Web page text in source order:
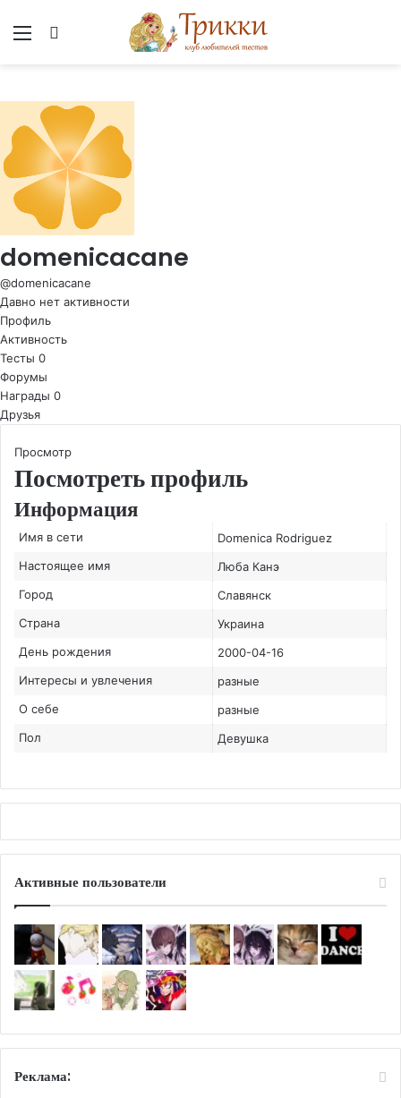
Меню
domenicacane
@domenicacane
Давно нет активности
Профиль
Активность
Тесты 0
Форумы
Награды 0
Друзья
Просмотр
Посмотреть профиль
Информация
Имя в сети
Domenica Rodriguez
Настоящее имя
Люба Канэ
Город
Славянск
Страна
Украина
День рождения
2000-04-16
Интересы и увлечения
разные
О себе
разные
Пол
Девушка
Активные пользователи
Реклама: